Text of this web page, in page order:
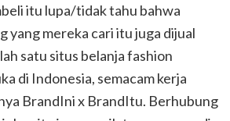
itu lupa/tidak tahu bahwa
yang mereka cari itu juga dijual
satu situs belanja fashion
di Indonesia, semacam kerja
BrandIni x BrandItu. Berhubung